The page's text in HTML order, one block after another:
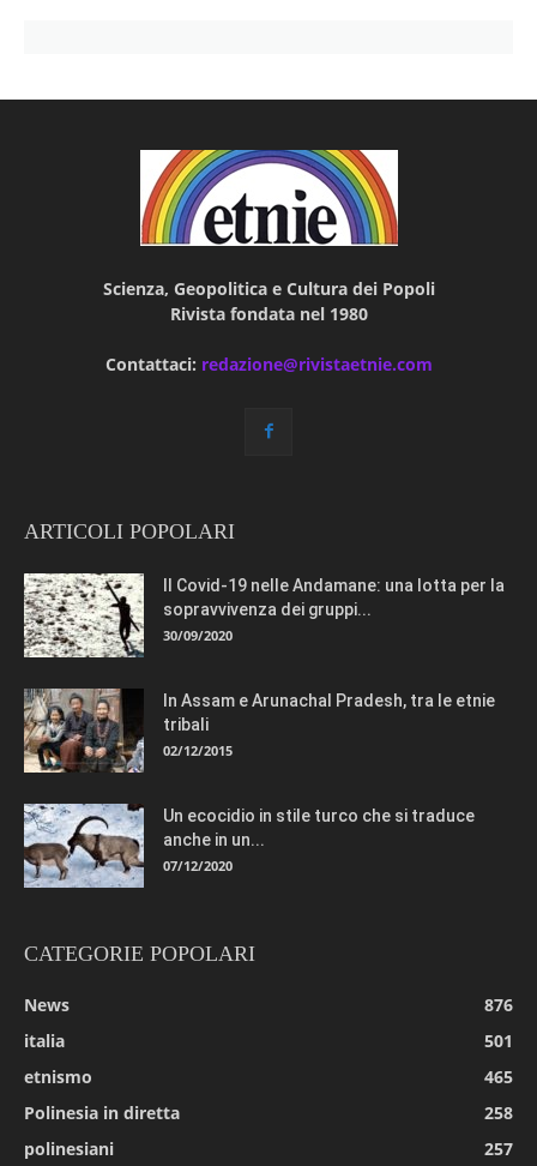
Scienza, Geopolitica e Cultura dei Popoli
Rivista fondata nel 1980
Contattaci: redazione@rivistaetnie.com
ARTICOLI POPOLARI
Il Covid-19 nelle Andamane: una lotta per la
sopravvivenza dei gruppi...
30/09/2020
In Assam e Arunachal Pradesh, tra le etnie
tribali
02/12/2015
Un ecocidio in stile turco che si traduce
anche in un...
07/12/2020
CATEGORIE POPOLARI
News
876
italia
501
etnismo
465
Polinesia in diretta
258
polinesiani
257